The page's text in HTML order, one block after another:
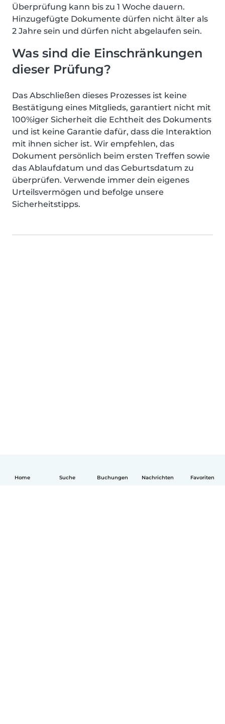
Home Suche Buchungen Nachrichten Favoriten
Überprüfung kann bis zu 1 Woche dauern.
Hinzugefügte Dokumente dürfen nicht älter als
2 Jahre sein und dürfen nicht abgelaufen sein.
Was sind die Einschränkungen
dieser Prüfung?
Das Abschließen dieses Prozesses ist keine
Bestätigung eines Mitglieds, garantiert nicht mit
100%iger Sicherheit die Echtheit des Dokuments
und ist keine Garantie dafür, dass die Interaktion
mit ihnen sicher ist. Wir empfehlen, das
Dokument persönlich beim ersten Treffen sowie
das Ablaufdatum und das Geburtsdatum zu
überprüfen. Verwende immer dein eigenes
Urteilsvermögen und befolge unsere
Sicherheitstipps.